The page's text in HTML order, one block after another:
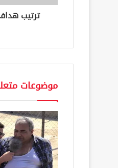
ن
ترتيب
موضوعات